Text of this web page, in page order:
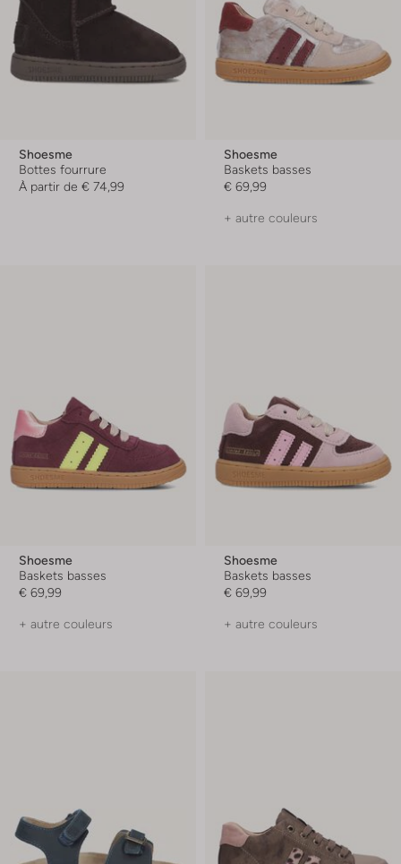
Shoesme
Bottes fourrure
À partir de € 74,99
Shoesme
Baskets basses
€ 69,99
+ autre couleurs
Shoesme
Baskets basses
€ 69,99
+ autre couleurs
Shoesme
Baskets basses
€ 69,99
+ autre couleurs